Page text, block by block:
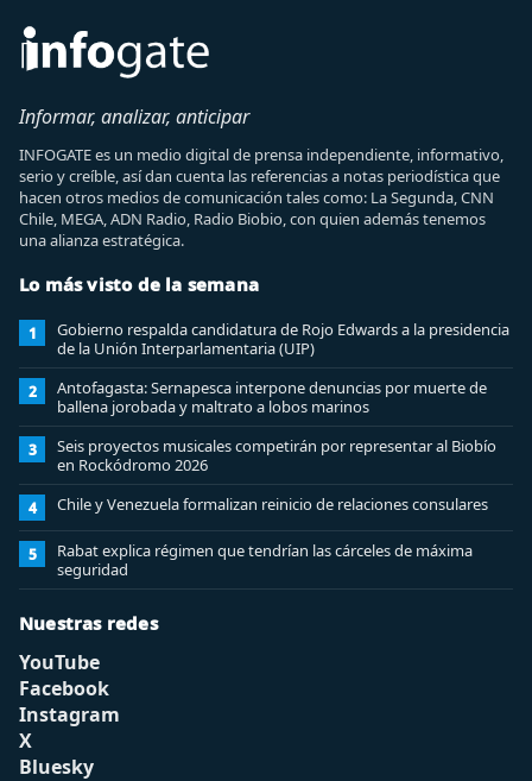
Informar, analizar, anticipar
INFOGATE es un medio digital de prensa independiente, informativo,
serio y creíble, así dan cuenta las referencias a notas periodística que
hacen otros medios de comunicación tales como: La Segunda, CNN
Chile, MEGA, ADN Radio, Radio Biobio, con quien además tenemos
una alianza estratégica.
Lo más visto de la semana
1
Gobierno respalda candidatura de Rojo Edwards a la presidencia
de la Unión Interparlamentaria (UIP)
2
Antofagasta: Sernapesca interpone denuncias por muerte de
ballena jorobada y maltrato a lobos marinos
3
Seis proyectos musicales competirán por representar al Biobío
en Rockódromo 2026
4 Chile y Venezuela formalizan reinicio de relaciones consulares
5
Rabat explica régimen que tendrían las cárceles de máxima
seguridad
Nuestras redes
YouTube
Facebook
Instagram
X
Bluesky